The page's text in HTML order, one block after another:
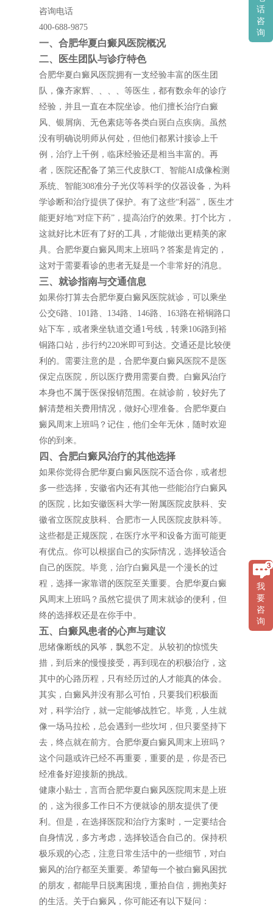
咨询电话
400-688-9875
一、合肥华夏白癜风医院概况
二、医生团队与诊疗特色
合肥华夏白癜风医院拥有一支经验丰富的医生团
队，像齐家辉、、、、等医生，都有数余年的诊疗
经验，并且一直在本院坐诊。他们擅长治疗白癜
风、银屑病、无色素痣等各类白斑白点疾病。虽然
没有明确说明师从何处，但他们都累计接诊上千
例，治疗上千例，临床经验还是相当丰富的。再
者，医院还配备了第三代皮肤CT、智能AI成像检测
系统、智能308准分子光仪等科学的仪器设备，为科
学诊断和治疗提供了保护。有了这些“利器”，医生才
能更好地“对症下药”，提高治疗的效果。打个比方，
这就好比木匠有了好的工具，才能做出更精美的家
具。合肥华夏白癜风周末上班吗？答案是肯定的，
这对于需要看诊的患者无疑是一个非常好的消息。
三、就诊指南与交通信息
如果你打算去合肥华夏白癜风医院就诊，可以乘坐
公交6路、101路、134路、146路、163路在裕铜路口
站下车，或者乘坐轨道交通1号线，转乘106路到裕
铜路口站，步行约220米即可到达。交通还是比较便
利的。需要注意的是，合肥华夏白癜风医院不是医
保定点医院，所以医疗费用需要自费。白癜风治疗
本身也不属于医保报销范围。在就诊前，较好先了
解清楚相关费用情况，做好心理准备。合肥华夏白
癜风周末上班吗？记住，他们全年无休，随时欢迎
你的到来。
四、合肥白癜风治疗的其他选择
如果你觉得合肥华夏白癜风医院不适合你，或者想
多一些选择，安徽省内还有其他一些能治疗白癜风
的医院，比如安徽医科大学一附属医院皮肤科、安
徽省立医院皮肤科、合肥市一人民医院皮肤科等。
这些都是正规医院，在医疗水平和设备方面可能更
有优点。你可以根据自己的实际情况，选择较适合
自己的医院。毕竟，治疗白癜风是一个漫长的过
程，选择一家靠谱的医院至关重要。合肥华夏白癜
风周末上班吗？虽然它提供了周末就诊的便利，但
终的选择权还是在你手中。
五、白癜风患者的心声与建议
思绪像断线的风筝，飘忽不定。从较初的惊慌失
措，到后来的慢慢接受，再到现在的积极治疗，这
其中的心路历程，只有经历过的人才能真的体会。
其实，白癜风并没有那么可怕，只要我们积极面
对，科学治疗，就一定能够战胜它。毕竟，人生就
像一场马拉松，总会遇到一些坎坷，但只要坚持下
去，终点就在前方。合肥华夏白癜风周末上班吗？
这个问题或许已经不再重要，重要的是，你是否已
经准备好迎接新的挑战。
健康小贴士，言而合肥华夏白癜风医院周末是上班
的，这为很多工作日不方便就诊的朋友提供了便
利。但是，在选择医院和治疗方案时，一定要结合
自身情况，多方考虑，选择较适合自己的。保持积
极乐观的心态，注意日常生活中的一些细节，对白
癜风的治疗都至关重要。希望每一个被白癜风困扰
的朋友，都能早日脱离困境，重拾自信，拥抱美好
的生活。关于白癜风，你可能还有以下疑问：
我
要
咨
询
话
咨
询